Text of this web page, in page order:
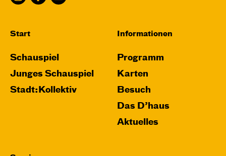
Start
Schauspiel
Junges Schauspiel
Stadt:Kollektiv
Informationen
Programm
Karten
Besuch
Das D’haus
Aktuelles